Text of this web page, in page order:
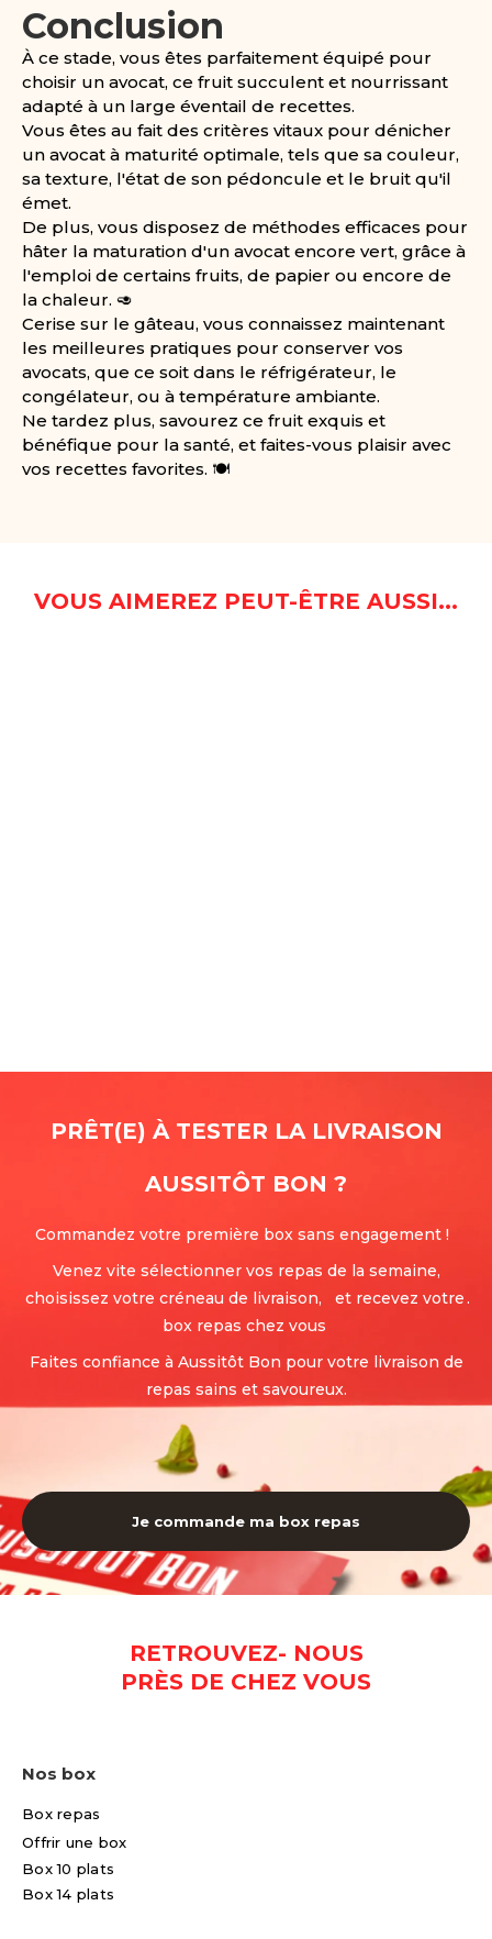
Conclusion
À ce stade, vous êtes parfaitement équipé pour
choisir un avocat, ce fruit succulent et nourrissant
adapté à un large éventail de recettes.
Vous êtes au fait des critères vitaux pour dénicher
un avocat à maturité optimale, tels que sa couleur,
sa texture, l'état de son pédoncule et le bruit qu'il
émet.
De plus, vous disposez de méthodes efficaces pour
hâter la maturation d'un avocat encore vert, grâce à
l'emploi de certains fruits, de papier ou encore de
la chaleur. 🥑
Cerise sur le gâteau, vous connaissez maintenant
les meilleures pratiques pour conserver vos
avocats, que ce soit dans le réfrigérateur, le
congélateur, ou à température ambiante.
Ne tardez plus, savourez ce fruit exquis et
bénéfique pour la santé, et faites-vous plaisir avec
vos recettes favorites. 🍽️
VOUS AIMEREZ PEUT-ÊTRE AUSSI...
PRÊT(E) À TESTER LA LIVRAISON
AUSSITÔT BON ?
Commandez votre première box sans engagement !
Venez vite sélectionner vos repas de la semaine,
choisissez votre créneau de livraison, et recevez votre
box repas chez vous
.
Faites confiance à Aussitôt Bon pour votre livraison de
repas sains et savoureux.
Je commande ma box repas
RETROUVEZ- NOUS
PRÈS DE CHEZ VOUS
Nos box
Box repas
Offrir une box
Box 10 plats
Box 14 plats